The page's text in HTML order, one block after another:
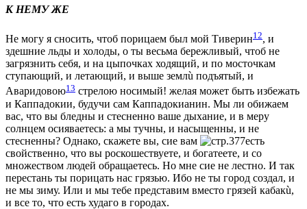
К НЕМУ ЖЕ
Не могу я сносить, чтоб порицаем был мой Тиверин12, и
здeшние льды и холоды, о ты весьма бережливый, чтоб не
загрязнить себя, и на цыпочках ходящий, и по мосточкам
ступающий, и лeтающий, и выше землù подъятый, и
Аваридовою13 стрeлою носимый! желая может быть избeжать
и Каппадокии, будучи сам Каппадокианин. Мы ли обижаем
вас, что вы блeдны и стeсненно ваше дыхание, и в мeру
солнцем осияваетесь: а мы тучны, и насыщенны, и не
стeсненны? Однако, скажете вы, сие вам
есть
свойственно, что вы роскошествуете, и богатeете, и со
множеством людей обращаетесь. Но мнe сие не лeстно. И так
перестань ты порицать нас грязью. Ибо не ты город создал, и
не мы зиму. Или и мы тебe представим вмeсто грязей кабакù,
и все то, что есть худаго в городах.